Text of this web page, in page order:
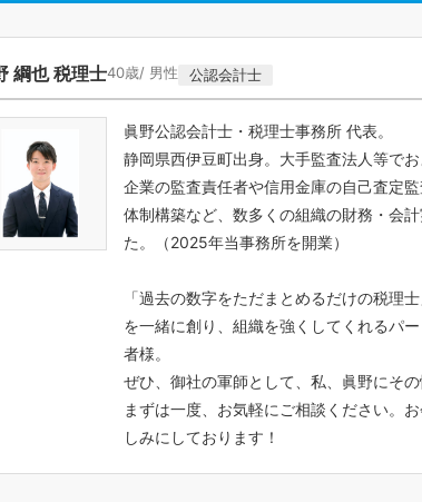
綱也 税理士40歳/ 男性 公認会計士
眞野公認会計士・税理士事務所 代表。
静岡県西伊豆町出身。大手監査法人等で
企業の監査責任者や信用金庫の自己査定
体制構築など、数多くの組織の財務・会
た。（2025年当事務所を開業）
「過去の数字をただまとめるだけの税理
を一緒に創り、組織を強くしてくれるパ
者様。
ぜひ、御社の軍師として、私、眞野にその
まずは一度、お気軽にご相談ください。
しみにしております！